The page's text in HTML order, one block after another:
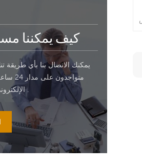
كيف يمكننا
يمكنك الاتصال بنا بأي طريقة
الإلكتروني أو الهاتف .